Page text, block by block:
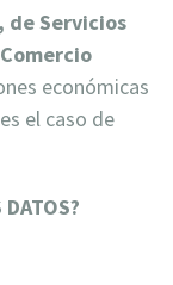
de Servicios
económicas
el caso de